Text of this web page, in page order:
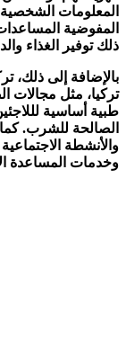
المعلومات
المفوضية المساعدات
ذلك توفير الغذاء
بالإضافة إلى ذلك،
تركيا، مثل مجالات
طبية أساسية
الصالحة للشرب.
والأنشطة
وخدمات المساعدة